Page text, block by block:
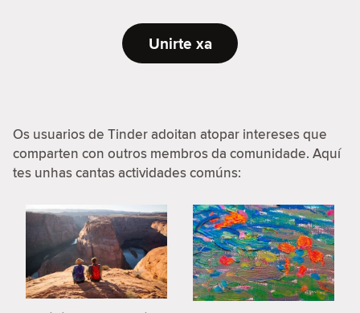
Unirte xa
Os usuarios de Tinder adoitan atopar intereses que
comparten con outros membros da comunidade. Aquí
tes unhas cantas actividades comúns: